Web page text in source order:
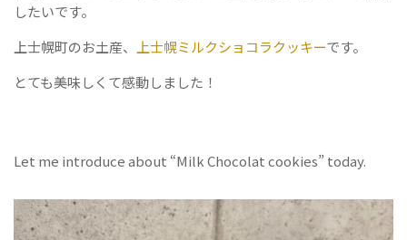
したいです。
上士幌町のお土産、
上士幌ミルクショコラクッキーです。
とても美味しくて感動しました！
Let me introduce about “Milk Chocolat cookies” today.